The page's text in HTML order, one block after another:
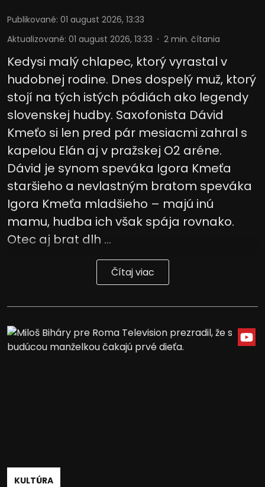
Publikované: 01 august 2026, 13:33
Aktualizované: 01 august 2026, 13:33 2 min. čítania
Kedysi malý chlapec, ktorý vyrastal v
hudobnej rodine. Dnes dospelý muž, ktorý
stojí na tých istých pódiách ako legendy
slovenskej hudby. Saxofonista Dávid
Kmeťo si len pred pár mesiacmi zahral s
kapelou Elán aj v pražskej O2 aréne.
Dávid je synom speváka Igora Kmeťa
staršieho a nevlastným bratom speváka
Igora Kmeťa mladšieho – majú inú
mamu, hudba ich však spája rovnako.
Otec aj brat dlh ...
Čítaj viac
KULTÚRA